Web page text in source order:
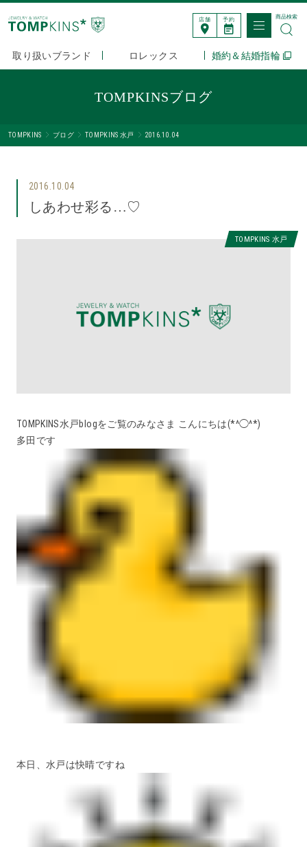
店舗 予約
取り扱いブランド ロレックス 婚約＆結婚指輪
商品検索
TOMPKINSブログ
TOMPKINS ブログ TOMPKINS 水戸 2016.10.04
2016.10.04
しあわせ彩る…♡
TOMPKINS 水戸
TOMPKINS水戸blogをご覧のみなさま こんにちは(*^◯^*)
多田です
本日、水戸は快晴ですね